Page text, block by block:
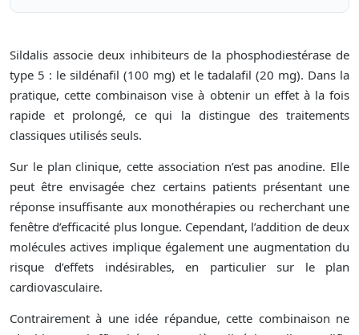
Sildalis associe deux inhibiteurs de la phosphodiestérase de
type 5 : le sildénafil (100 mg) et le tadalafil (20 mg). Dans la
pratique, cette combinaison vise à obtenir un effet à la fois
rapide et prolongé, ce qui la distingue des traitements
classiques utilisés seuls.
Sur le plan clinique, cette association n’est pas anodine. Elle
peut être envisagée chez certains patients présentant une
réponse insuffisante aux monothérapies ou recherchant une
fenêtre d’efficacité plus longue. Cependant, l’addition de deux
molécules actives implique également une augmentation du
risque d’effets indésirables, en particulier sur le plan
cardiovasculaire.
Contrairement à une idée répandue, cette combinaison ne